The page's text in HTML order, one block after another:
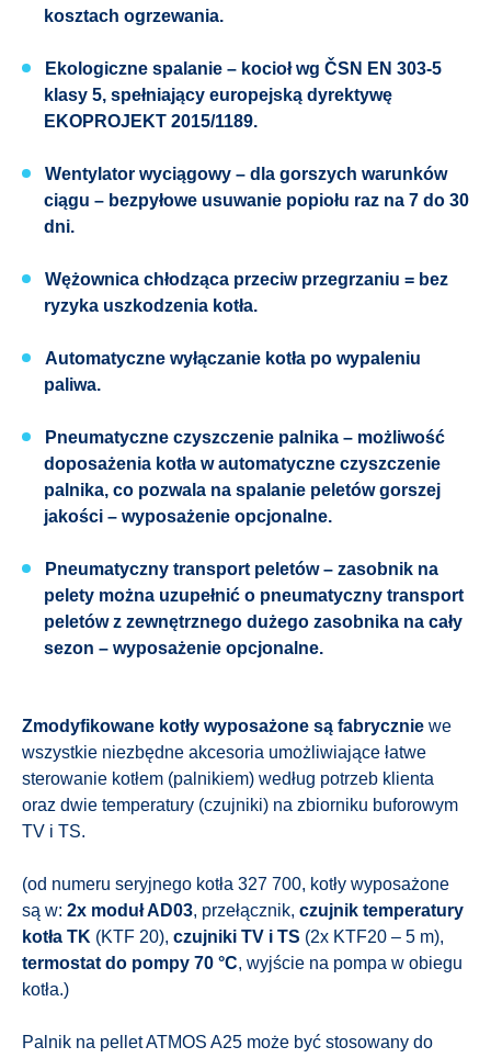
kosztach ogrzewania.
Ekologiczne spalanie – kocioł wg ČSN EN 303-5
klasy 5, spełniający europejską dyrektywę
EKOPROJEKT 2015/1189.
Wentylator wyciągowy – dla gorszych warunków
ciągu – bezpyłowe usuwanie popiołu raz na 7 do 30
dni.
Wężownica chłodząca przeciw przegrzaniu = bez
ryzyka uszkodzenia kotła.
Automatyczne wyłączanie kotła po wypaleniu
paliwa.
Pneumatyczne czyszczenie palnika – możliwość
doposażenia kotła w automatyczne czyszczenie
palnika, co pozwala na spalanie peletów gorszej
jakości – wyposażenie opcjonalne.
Pneumatyczny transport peletów – zasobnik na
pelety można uzupełnić o pneumatyczny transport
peletów z zewnętrznego dużego zasobnika na cały
sezon – wyposażenie opcjonalne.
Zmodyfikowane kotły wyposażone są fabrycznie we
wszystkie niezbędne akcesoria umożliwiające łatwe
sterowanie kotłem (palnikiem) według potrzeb klienta
oraz dwie temperatury (czujniki) na zbiorniku buforowym
TV i TS.
(od numeru seryjnego kotła 327 700, kotły wyposażone
są w: 2x moduł AD03, przełącznik, czujnik temperatury
kotła TK (KTF 20), czujniki TV i TS (2x KTF20 – 5 m),
termostat do pompy 70 °C, wyjście na pompa w obiegu
kotła.)
Palnik na pellet ATMOS A25 może być stosowany do